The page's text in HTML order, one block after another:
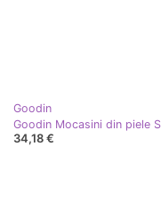
Goodin
Goodin Mocasini din piele
34,18 €